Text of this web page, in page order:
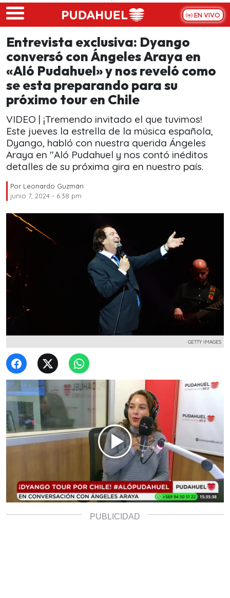
Skip to main content
EN VIVO
Entrevista exclusiva: Dyango
conversó con Ángeles Araya en
«Aló Pudahuel» y nos reveló como
se esta preparando para su
próximo tour en Chile
VIDEO | ¡Tremendo invitado el que tuvimos!
Este jueves la estrella de la música española,
Dyango, habló con nuestra querida Ángeles
Araya en "Aló Pudahuel y nos contó inéditos
detalles de su próxima gira en nuestro país.
Por Leonardo Guzmán
junio 7, 2024 - 6:38 pm
GETTY IMAGES